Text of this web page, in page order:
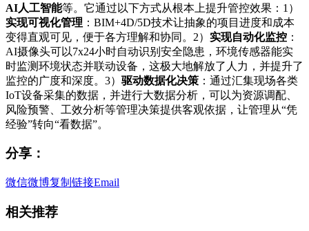
AI人工智能等。它通过以下方式从根本上提升管控效果：1）
实现可视化管理 ：BIM+4D/5D技术让抽象的项目进度和成本
变得直观可见，便于各方理解和协同。2） 实现自动化监控 ：
AI摄像头可以7x24小时自动识别安全隐患，环境传感器能实
时监测环境状态并联动设备，这极大地解放了人力，并提升了
监控的广度和深度。3） 驱动数据化决策 ：通过汇集现场各类
IoT设备采集的数据，并进行大数据分析，可以为资源调配、
风险预警、工效分析等管理决策提供客观依据，让管理从“凭
经验”转向“看数据”。
分享：
微信微博复制链接Email
相关推荐